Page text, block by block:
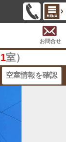
お問合せ
1室）
空室情報を確認